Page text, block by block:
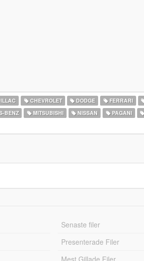
CHEVROLET DODGE FERRARI
BENZ MITSUBISHI NISSAN PAGANI
Senaste filer
Presenterade Filer
Mest Gillade Filer